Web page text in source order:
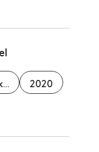
Tidsskrift for Den norske legeforening 2020